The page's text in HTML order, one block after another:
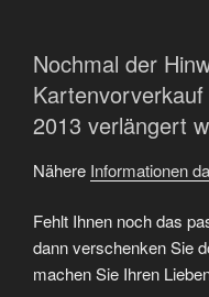
Nochmal der
2013 verlängert
Nähere Informationen
Fehlt Ihnen noch das
dann verschenken Sie
machen Sie Ihren